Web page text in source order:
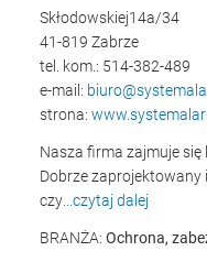
Skłodowskiej14a/34
41-819 Zabrze
tel. kom.: 514-382-489
e-mail:
strona:
Nasza firma zajmuje się
Dobrze zaprojektowany
czy ...czytaj dalej
BRANŻA: Ochrona,